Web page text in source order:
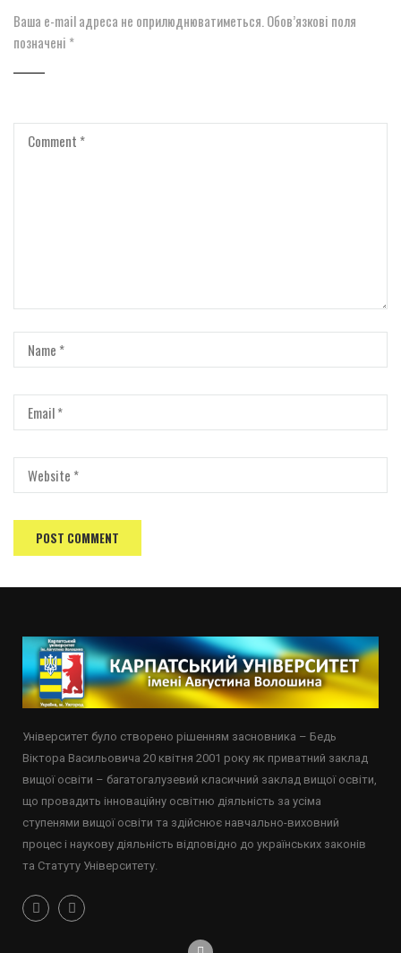
Ваша e-mail адреса не оприлюднюватиметься. Обов’язкові поля
позначені *
Університет було створено рішенням засновника – Бедь
Віктора Васильовича 20 квітня 2001 року як приватний заклад
вищої освіти – багатогалузевий класичний заклад вищої освіти,
що провадить інноваційну освітню діяльність за усіма
ступенями вищої освіти та здійснює навчально-виховний
процес і наукову діяльність відповідно до українських законів
та Статуту Університету.